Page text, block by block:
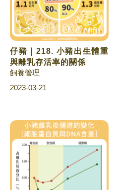
仔豬｜218. 小豬出生體重
與離乳存活率的關係
飼養管理
2023-03-21